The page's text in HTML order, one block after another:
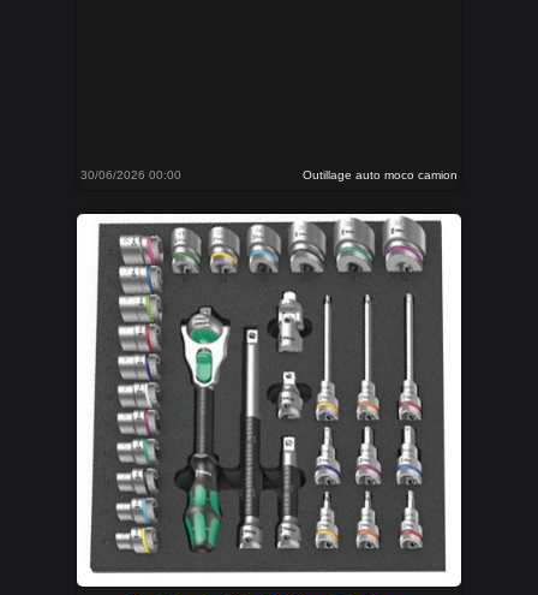
30/06/2026 00:00 Outillage auto moco camion